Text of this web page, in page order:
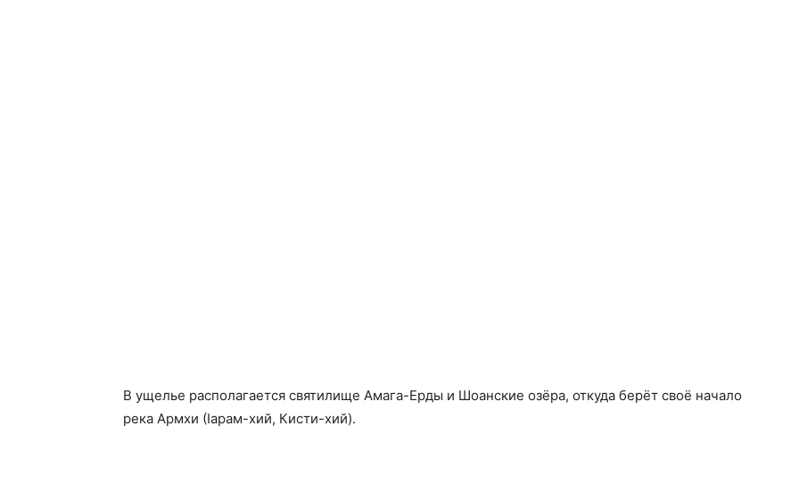
В ущелье располагается святилище Амага-Ерды и Шоанские озёра, откуда берёт своё начало
река Армхи (Ӏарам-хий, Кисти-хий).